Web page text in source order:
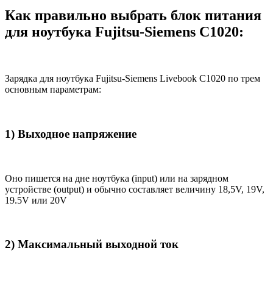
Как правильно выбрать блок питания
для ноутбука Fujitsu-Siemens C1020:
Зарядка для ноутбука Fujitsu-Siemens Livebook C1020 по трем
основным параметрам:
1) Выходное напряжение
Оно пишется на дне ноутбука (input) или на зарядном
устройстве (output) и обычно составляет величину 18,5V, 19V,
19.5V или 20V
2) Максимальный выходной ток